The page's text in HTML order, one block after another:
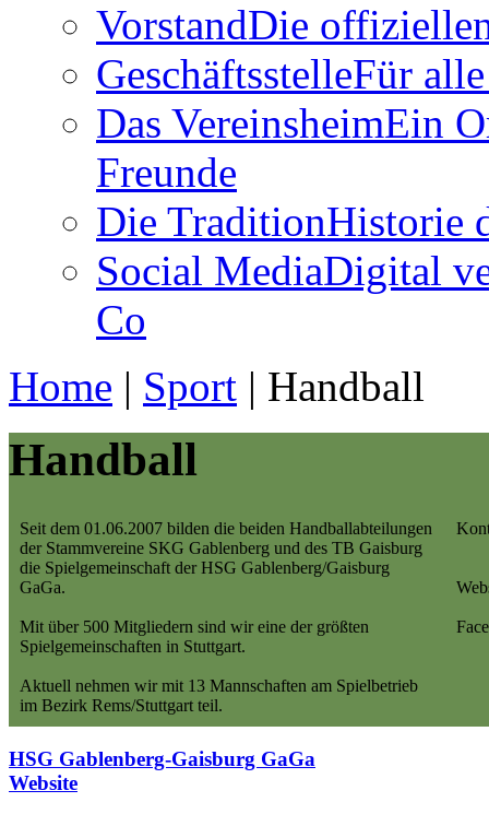
VorstandDie
GeschäftsstelleFür
Das VereinsheimEin
Freunde
Die TraditionHistorie
Social MediaDigital
Co
Home | Sport | Handball
Handball
Seit dem 01.06.2007 bilden die beiden Handballabteilungen
der Stammvereine SKG Gablenberg und des TB Gaisburg
die Spielgemeinschaft der HSG Gablenberg/Gaisburg
GaGa.
Mit über 500 Mitgliedern sind wir eine der größten
Spielgemeinschaften in Stuttgart.
Aktuell nehmen wir mit 13 Mannschaften am Spielbetrieb
im Bezirk Rems/Stuttgart teil.
HSG Gablenberg-Gaisburg GaGa
Website